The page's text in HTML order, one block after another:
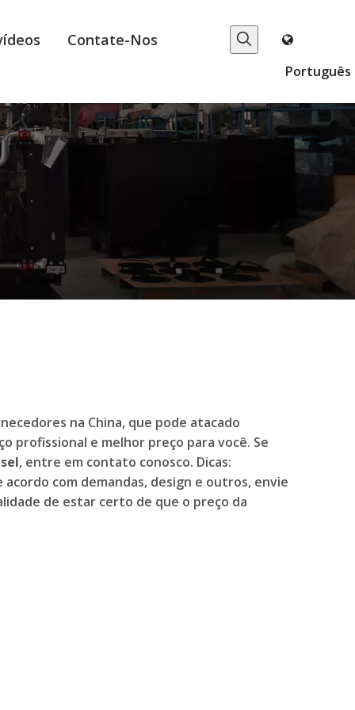
Contate-Nos
Português
na China, que pode atacado
profissional e melhor preço para você. Se
, entre em contato conosco. Dicas:
acordo com demandas, design e outros, envie
de estar certo de que o preço da